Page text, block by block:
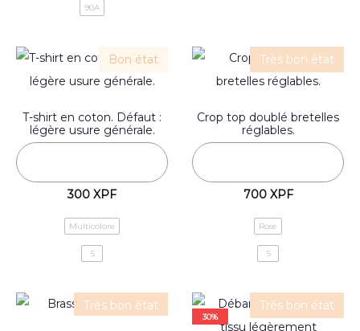
90A
Bon état
T-shirt en coton. Défaut :
légère usure générale.
300 XPF
Multicolore
S
Très bon état
Crop top doublé bretelles
réglables.
700 XPF
Rose
S
Très bon état Très bon état
30%